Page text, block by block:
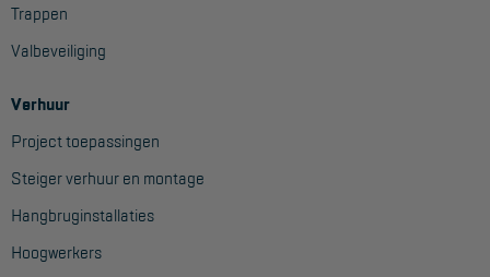
Trappen
Valbeveiliging
Verhuur
Project toepassingen
Steiger verhuur en montage
Hangbruginstallaties
Hoogwerkers